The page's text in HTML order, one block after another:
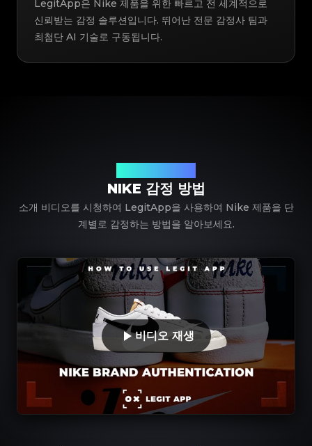
LegitApp은 Nike 제품을 위한 빠르고 전 세계적으로
신뢰받는 감정 솔루션입니다. 뛰어난 전문 감정사 팀과
최첨단 AI 기술로 구동됩니다.
NIKE 감정 방법
소개 비디오를 시청하여 LegitApp을 사용하여 Nike 제품을 단
계별로 감정하는 방법을 알아보세요.
비디오 재생